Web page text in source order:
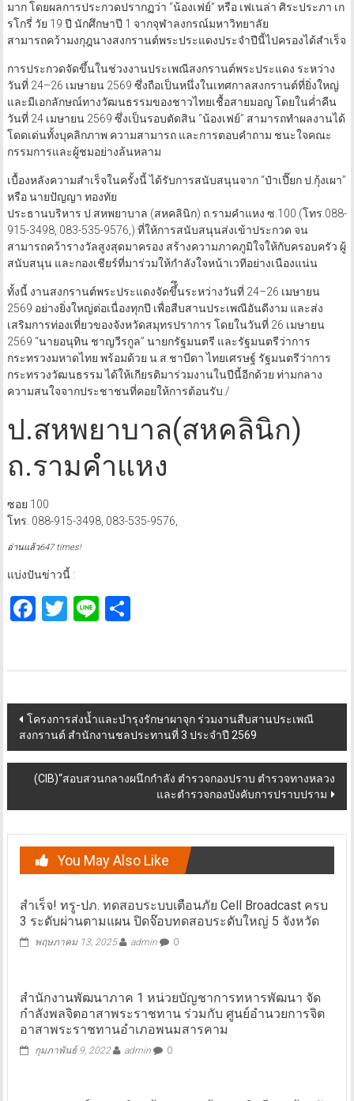
มาก โดยผลการประกวดปรากฏว่า “น้องเฟย์” หรือ เฟเนล่า ศิระประภา เก
รโกรี่ วัย 19 ปี นักศึกษาปี 1 จากจุฬาลงกรณ์มหาวิทยาลัย
สามารถคว้ามงกุฎนางสงกรานต์พระประแดงประจำปีนี้ไปครองได้สำเร็จ
การประกวดจัดขึ้นในช่วงงานประเพณีสงกรานต์พระประแดง ระหว่าง
วันที่ 24–26 เมษายน 2569 ซึ่งถือเป็นหนึ่งในเทศกาลสงกรานต์ที่ยิ่งใหญ่
และมีเอกลักษณ์ทางวัฒนธรรมของชาวไทยเชื้อสายมอญ โดยในค่ำคืน
วันที่ 24 เมษายน 2569 ซึ่งเป็นรอบตัดสิน “น้องเฟย์” สามารถทำผลงานได้
โดดเด่นทั้งบุคลิกภาพ ความสามารถ และการตอบคำถาม ชนะใจคณะ
กรรมการและผู้ชมอย่างล้นหลาม
เบื้องหลังความสำเร็จในครั้งนี้ ได้รับการสนับสนุนจาก “ป๋าเปี๊ยก ป.กุ้งเผา”
หรือ นายปัญญา ทองทัย
ประธานบริหาร ป.สหพยาบาล (สหคลินิก) ถ.รามคำแหง ซ.100 (โทร.088-
915-3498, 083-535-9576,) ที่ให้การสนับสนุนส่งเข้าประกวด จน
สามารถคว้ารางวัลสูงสุดมาครอง สร้างความภาคภูมิใจให้กับครอบครัว ผู้
สนับสนุน และกองเชียร์ที่มาร่วมให้กำลังใจหน้าเวทีอย่างเนืองแน่น
ทั้งนี้ งานสงกรานต์พระประแดงจัดขึ้ึนระหว่างวันที่ 24–26 เมษายน
2569 อย่างยิ่งใหญ่ต่อเนื่องทุกปี เพื่อสืบสานประเพณีอันดีงาม และส่ง
เสริมการท่องเที่ยวของจังหวัดสมุทรปราการ โดยในวันที่ 26 เมษายน
2569 “นายอนุทิน ชาญวีรกูล” นายกรัฐมนตรี และรัฐมนตรีว่าการ
กระทรวงมหาดไทย พร้อมด้วย น.ส.ชาบีดา ไทยเศรษฐ์ รัฐมนตรีว่าการ
กระทรวงวัฒนธรรม ได้ให้เกียรติมาร่วมงานในปีนี้อีกด้วย ท่ามกลาง
ความสนใจจากประชาชนที่คอยให้การต้อนรับ./
ป.สหพยาบาล(สหคลินิก)
ถ.รามคำแหง
ซอย 100
โทร. 088-915-3498, 083-535-9576,
อ่านแล้ว647 times!
แบ่งปันข่าวนี้ :
Facebook
Twitter
LineShare
Post
navigation
โครงการส่งน้ำและบำรุงรักษาผาจุก ร่วมงานสืบสานประเพณี
สงกรานต์ สำนักงานชลประทานที่ 3 ประจำปี 2569
(CIB)“สอบสวนกลางผนึกกำลัง ตำรวจกองปราบ ตำรวจทางหลวง
และตำรวจกองบังคับการปราบปราม
You May Also Like
สำเร็จ! ทรู-ปภ. ทดสอบระบบเตือนภัย Cell Broadcast ครบ
3 ระดับผ่านตามแผน ปิดจ๊อบทดสอบระดับใหญ่ 5 จังหวัด
พฤษภาคม 13, 2025 admin 0
สำนักงานพัฒนาภาค 1 หน่วยบัญชาการทหารพัฒนา จัด
กำลังพลจิตอาสาพระราชทาน ร่วมกับ ศูนย์อำนวยการจิต
อาสาพระราชทานอำเภอพนมสารคาม
กุมภาพันธ์ 9, 2022 admin 0